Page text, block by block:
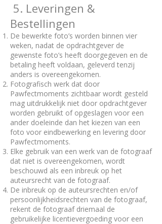
​ 5. Leveringen &
Bestellingen
De bewerkte foto’s worden binnen vier
weken, nadat de opdrachtgever de
gewenste foto’s heeft doorgegeven en de
betaling heeft voldaan, geleverd tenzij
anders is overeengekomen.
Fotografisch werk dat door
Pawfectmoments zichtbaar wordt gesteld
mag uitdrukkelijk niet door opdrachtgever
worden gebruikt of opgeslagen voor een
ander doeleinde dan het kiezen van een
foto voor eindbewerking en levering door
Pawfectmoments.
Elke gebruik van een werk van de fotograaf
dat niet is overeengekomen, wordt
beschouwd als een inbreuk op het
auteursrecht van de fotograaf.
De inbreuk op de auteursrechten en/of
persoonlijkheidsrechten van de fotograaf,
rekent de fotograaf driemaal de
gebruikelijke licentievergoeding voor een